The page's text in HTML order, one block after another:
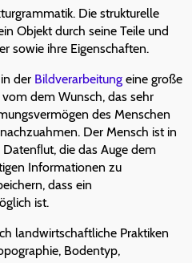
Die strukturelle
Objekt durch seine Teile und
sowie ihre Eigenschaften.
der Bildverarbeitung eine große
dem Wunsch, das sehr
des Menschen
Der Mensch ist in
die das Auge dem
Informationen zu
dass ein
ist.
landwirtschaftliche Praktiken
Bodentyp,